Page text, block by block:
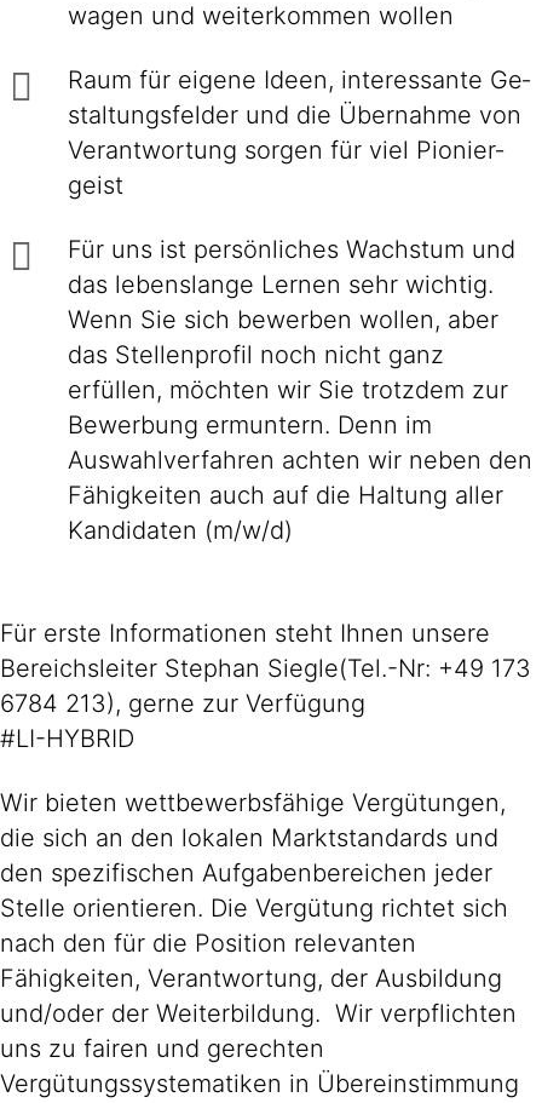
wagen und weiter­kommen wollen
Raum für eigene Ideen, inte­res­sante Ge­
stal­tungs­felder und die Über­nahme von
Ver­ant­wor­tung sorgen für viel Pionier­
geist
Für uns ist persönliches Wachstum und
das lebenslange Lernen sehr wichtig.
Wenn Sie sich bewerben wollen, aber
das Stellenprofil noch nicht ganz
erfüllen, möchten wir Sie trotzdem zur
Bewerbung ermuntern. Denn im
Auswahlverfahren achten wir neben den
Fähigkeiten auch auf die Haltung aller
Kandidaten (m/w/d)
Für erste Informationen steht Ihnen unsere
Bereichsleiter Stephan Siegle(Tel.-Nr: +49 173
6784 213), gerne zur Verfügung
#LI-HYBRID
Wir bieten wettbewerbsfähige Vergütungen,
die sich an den lokalen Marktstandards und
den spezifischen Aufgabenbereichen jeder
Stelle orientieren. Die Vergütung richtet sich
nach den für die Position relevanten
Fähigkeiten, Verantwortung, der Ausbildung
und/oder der Weiterbildung. Wir verpflichten
uns zu fairen und gerechten
Vergütungssystematiken in Übereinstimmung